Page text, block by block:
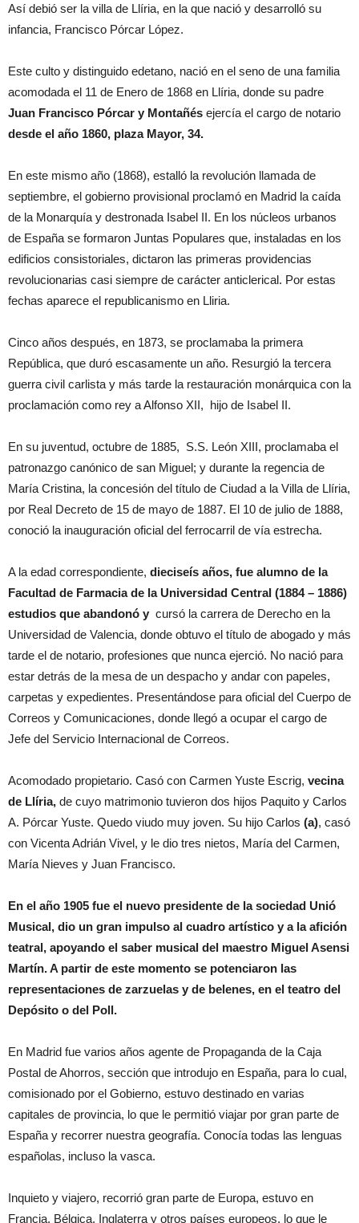
Así debió ser la villa de Llíria, en la que nació y desarrolló su
infancia, Francisco Pórcar López.
Este culto y distinguido edetano, nació en el seno de una familia
acomodada el 11 de Enero de 1868 en Llíria, donde su padre
Juan Francisco Pórcar y Montañés ejercía el cargo de notario
desde el año 1860, plaza Mayor, 34.
En este mismo año (1868), estalló la revolución llamada de
septiembre, el gobierno provisional proclamó en Madrid la caída
de la Monarquía y destronada Isabel II. En los núcleos urbanos
de España se formaron Juntas Populares que, instaladas en los
edificios consistoriales, dictaron las primeras providencias
revolucionarias casi siempre de carácter anticlerical. Por estas
fechas aparece el republicanismo en Lliria.
Cinco años después, en 1873, se proclamaba la primera
República, que duró escasamente un año. Resurgió la tercera
guerra civil carlista y más tarde la restauración monárquica con la
proclamación como rey a Alfonso XII, hijo de Isabel II.
En su juventud, octubre de 1885, S.S. León XIII, proclamaba el
patronazgo canónico de san Miguel; y durante la regencia de
María Cristina, la concesión del título de Ciudad a la Villa de Llíria,
por Real Decreto de 15 de mayo de 1887. El 10 de julio de 1888,
conoció la inauguración oficial del ferrocarril de vía estrecha.
A la edad correspondiente, dieciseís años, fue alumno de la
Facultad de Farmacia de la Universidad Central (1884 – 1886)
estudios que abandonó y cursó la carrera de Derecho en la
Universidad de Valencia, donde obtuvo el título de abogado y más
tarde el de notario, profesiones que nunca ejerció. No nació para
estar detrás de la mesa de un despacho y andar con papeles,
carpetas y expedientes. Presentándose para oficial del Cuerpo de
Correos y Comunicaciones, donde llegó a ocupar el cargo de
Jefe del Servicio Internacional de Correos.
Acomodado propietario. Casó con Carmen Yuste Escrig, vecina
de Llíria, de cuyo matrimonio tuvieron dos hijos Paquito y Carlos
A. Pórcar Yuste. Quedo viudo muy joven. Su hijo Carlos (a), casó
con Vicenta Adrián Vivel, y le dio tres nietos, María del Carmen,
María Nieves y Juan Francisco.
En el año 1905 fue el nuevo presidente de la sociedad Unió
Musical, dio un gran impulso al cuadro artístico y a la afición
teatral, apoyando el saber musical del maestro Miguel Asensi
Martín. A partir de este momento se potenciaron las
representaciones de zarzuelas y de belenes, en el teatro del
Depósito o del Poll.
En Madrid fue varios años agente de Propaganda de la Caja
Postal de Ahorros, sección que introdujo en España, para lo cual,
comisionado por el Gobierno, estuvo destinado en varias
capitales de provincia, lo que le permitió viajar por gran parte de
España y recorrer nuestra geografía. Conocía todas las lenguas
españolas, incluso la vasca.
Inquieto y viajero, recorrió gran parte de Europa, estuvo en
Francia, Bélgica, Inglaterra y otros países europeos, lo que le